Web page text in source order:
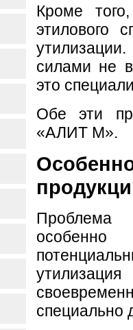
Кроме
этилового
силами не
это
Обе эти
«АЛИТ М».
Проблема
утилизация
специально